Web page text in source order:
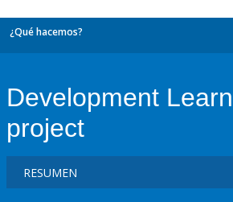
¿Qué hacemos?
Development
project